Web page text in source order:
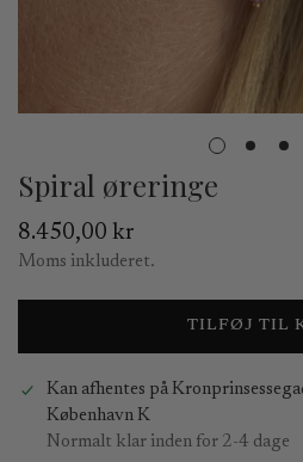
Spiral øreringe
Normal
pris
8.450,00 kr
Moms inkluderet.
TILFØJ TIL
Kan afhentes på
København K
Normalt klar inden for 2-4 dage